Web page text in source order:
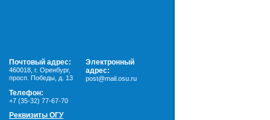
Почтовый адрес:
460018 г. Оренбург,
просп. Победы, д. 13
Электронный
адрес:
post@mail.osu.ru
Телефон:
+7 (35-32) 77-67-70
Реквизиты ОГУ